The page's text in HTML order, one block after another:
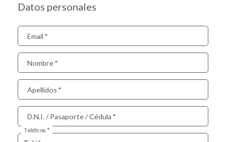
Datos personales
Email
Nombre
Apellidos
D.N.I. / Pasaporte / Cédula
Teléfono